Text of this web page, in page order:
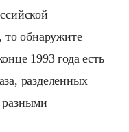
то обнаружите
1993 года есть
разделенных
разными